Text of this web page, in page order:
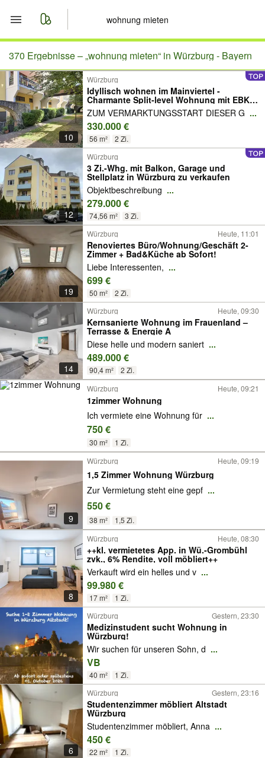
Start
Merkliste
Nachrichten
Anzeige aufgeben
370 Ergebnisse –„wohnung mieten“ in Würzburg - Bayern
10
Würzburg
Idyllisch wohnen im Mainviertel -
Charmante Split-level Wohnung mit EBK, 2
Balkone, KFZ-Stellplatz
ZUM VERMARKTUNGSSTART DIESER G ...
330.000 €
56 m² 2 Zi.
12
Würzburg
3 Zi.-Whg. mit Balkon, Garage und
Stellplatz in Würzburg zu verkaufen
Objektbeschreibung ...
279.000 €
74,56 m² 3 Zi.
19
Würzburg Heute, 11:01
Renoviertes Büro/Wohnung/Geschäft 2-
Zimmer + Bad&Küche ab Sofort!
Liebe Interessenten, ...
699 €
50 m² 2 Zi.
14
Würzburg Heute, 09:30
Kernsanierte Wohnung im Frauenland –
Terrasse & Energie A
Diese helle und modern saniert ...
489.000 €
90,4 m²
2 Zi.
Würzburg
Heute, 09:21
1zimmer Wohnung
Ich vermiete eine Wohnung für ...
750 €
30 m² 1 Zi.
9
Würzburg Heute, 09:19
1,5 Zimmer Wohnung Würzburg
Zur Vermietung steht eine gepf ...
550 €
38 m² 1,5 Zi.
8
Würzburg Heute, 08:30
++kl. vermietetes App. in Wü.-Grombühl
zvk., 6% Rendite, voll möbliert++
Verkauft wird ein helles und v ...
99.980 €
17 m²
1 Zi.
Würzburg
Gestern, 23:30
Medizinstudent sucht Wohnung in
Würzburg!
Wir suchen für unseren Sohn, d ...
VB
40 m² 1 Zi.
6
Würzburg Gestern, 23:16
Studentenzimmer möbliert Altstadt
Würzburg
Studentenzimmer möbliert, Anna ...
450 €
22 m² 1 Zi.